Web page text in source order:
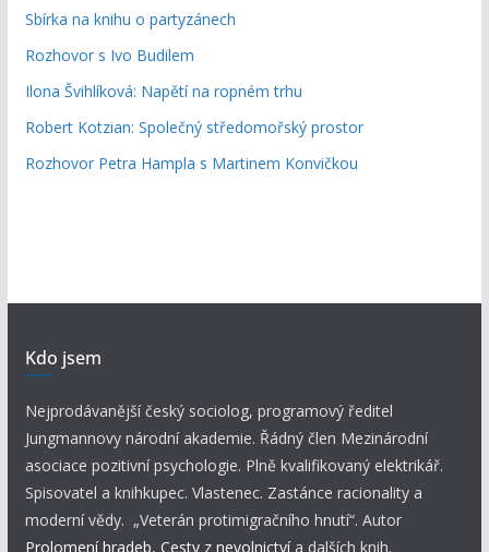
Sbírka na knihu o partyzánech
Rozhovor s Ivo Budilem
Ilona Švihlíková: Napětí na ropném trhu
Robert Kotzian: Společný středomořský prostor
Rozhovor Petra Hampla s Martinem Konvičkou
Kdo jsem
Nejprodávanější český sociolog, programový ředitel
Jungmannovy národní akademie. Řádný člen Mezinárodní
asociace pozitivní psychologie. Plně kvalifikovaný elektrikář.
Spisovatel a knihkupec. Vlastenec. Zastánce racionality a
moderní vědy. „Veterán protimigračního hnutí“. Autor
Prolomení hradeb, Cesty z nevolnictví a dalších knih.